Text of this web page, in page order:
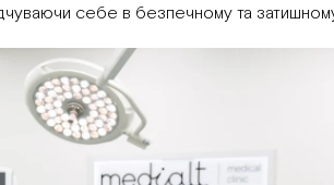
себе в безпечному та